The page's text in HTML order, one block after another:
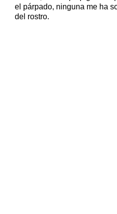
el párpado, ninguna me ha
del rostro.